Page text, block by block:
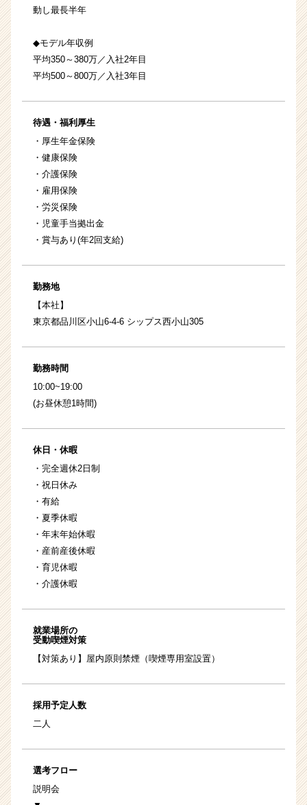
動し最長半年
◆モデル年収例
平均350～380万／入社2年目
平均500～800万／入社3年目
待遇・福利厚生
・厚生年金保険
・健康保険
・介護保険
・雇用保険
・労災保険
・児童手当拠出金
・賞与あり(年2回支給)
勤務地
【本社】
東京都品川区小山6-4-6 シップス西小山305
勤務時間
10:00~19:00
(お昼休憩1時間)
休日・休暇
・完全週休2日制
・祝日休み
・有給
・夏季休暇
・年末年始休暇
・産前産後休暇
・育児休暇
・介護休暇
就業場所の
受動喫煙対策
【対策あり】屋内原則禁煙（喫煙専用室設置）
採用予定人数
二人
選考フロー
説明会